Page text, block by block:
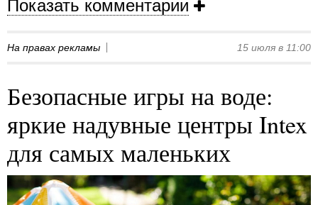
Показать комментарии
На правах рекламы 15 июля в 11:00
Безопасные игры на воде:
яркие надувные центры Intex
для самых маленьких